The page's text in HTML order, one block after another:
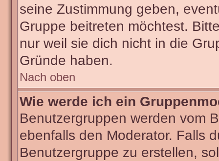
seine Zustimmung geben,
Gruppe beitreten möchtest.
nur weil sie dich nicht in die
Gründe haben.
Nach oben
Wie werde ich ein
Benutzergruppen werden vom
ebenfalls den Moderator. Falls
Benutzergruppe zu erstellen,